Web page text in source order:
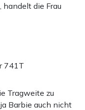
die Frau
741T
Tragweite zu
Barbie auch nicht